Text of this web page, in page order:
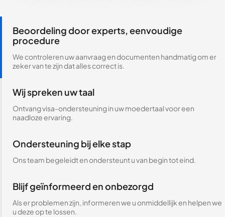
Beoordeling door experts, eenvoudige
procedure
We controleren uw aanvraag en documenten handmatig om er
zeker van te zijn dat alles correct is.
Wij spreken uw taal
Ontvang visa-ondersteuning in uw moedertaal voor een
naadloze ervaring.
Ondersteuning bij elke stap
Ons team begeleidt en ondersteunt u van begin tot eind.
Blijf geïnformeerd en onbezorgd
Als er problemen zijn, informeren we u onmiddellijk en helpen we
u deze op te lossen.